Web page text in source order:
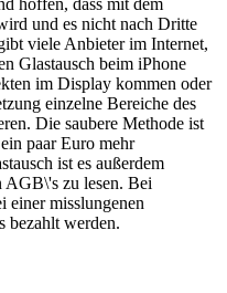
hoffen, dass mit dem
und es nicht nach Dritte
viele Anbieter im Internet,
Glastausch beim iPhone
im Display kommen oder
einzelne Bereiche des
Die saubere Methode ist
paar Euro mehr
ist es außerdem
AGB\'s zu lesen. Bei
einer misslungenen
bezahlt werden.